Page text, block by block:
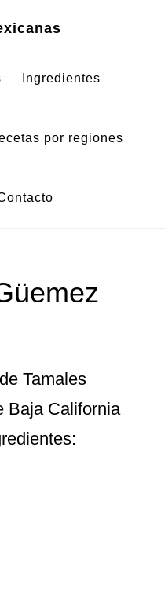
Ingredientes
por regiones
deTamales
Baja California